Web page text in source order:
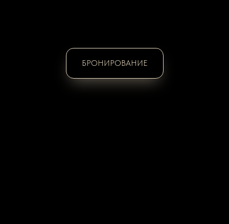
БРОНИРОВАНИЕ